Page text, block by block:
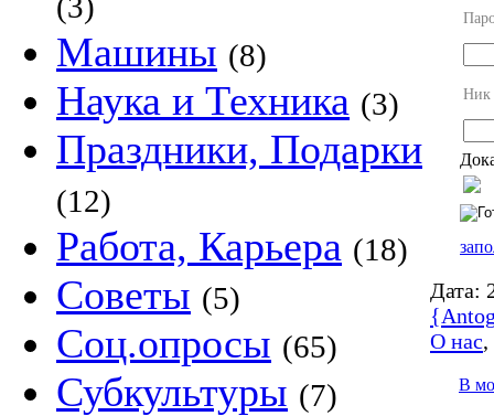
Машины (8)
Наука и Техника (3)
Праздники, Подарки
(12)
Работа, Карьера (18)
Советы (5)
Соц.опросы (65)
Субкультуры (7)
Ник
Дата:
О нас
В